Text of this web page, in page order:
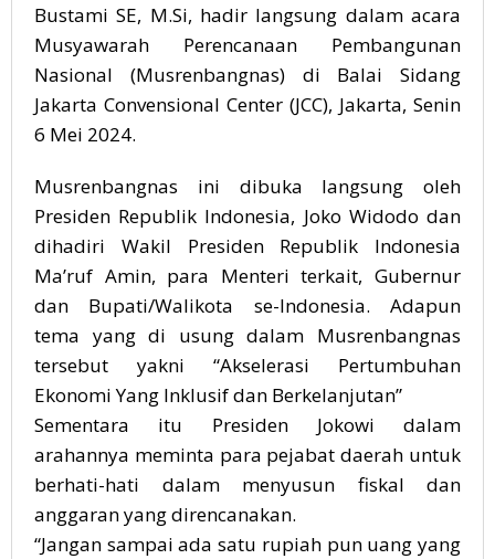
Bustami SE, M.Si, hadir langsung dalam acara
Musyawarah Perencanaan Pembangunan
Nasional (Musrenbangnas) di Balai Sidang
Jakarta Convensional Center (JCC), Jakarta, Senin
6 Mei 2024.
Musrenbangnas ini dibuka langsung oleh
Presiden Republik Indonesia, Joko Widodo dan
dihadiri Wakil Presiden Republik Indonesia
Ma’ruf Amin, para Menteri terkait, Gubernur
dan Bupati/Walikota se-Indonesia. Adapun
tema yang di usung dalam Musrenbangnas
tersebut yakni “Akselerasi Pertumbuhan
Ekonomi Yang Inklusif dan Berkelanjutan”
Sementara itu Presiden Jokowi dalam
arahannya meminta para pejabat daerah untuk
berhati-hati dalam menyusun fiskal dan
anggaran yang direncanakan.
“Jangan sampai ada satu rupiah pun uang yang